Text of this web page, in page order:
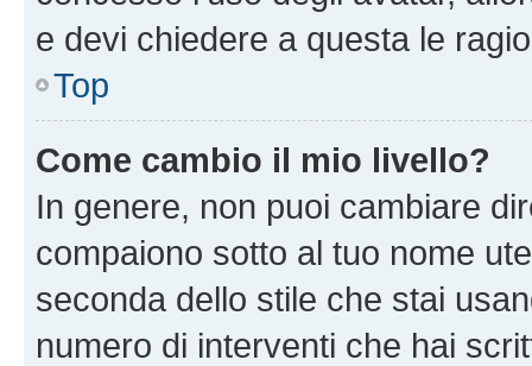
e devi chiedere a questa le
Top
Come cambio il mio livello?
In genere, non puoi cambiare
compaiono sotto al tuo nome
seconda dello stile che stai
numero di interventi che hai